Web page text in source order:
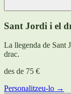
Sant Jordi i el
La llegenda de Sant
drac.
des de 75 €
Personalitzeu-lo →